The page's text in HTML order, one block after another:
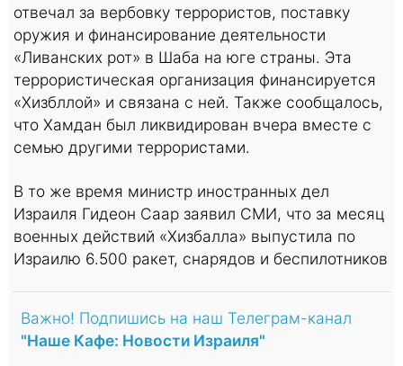
отвечал за вербовку террористов, поставку
оружия и финансирование деятельности
«Ливанских рот» в Шаба на юге страны. Эта
террористическая организация финансируется
«Хизбллой» и связана с ней. Также сообщалось,
что Хамдан был ликвидирован вчера вместе с
семью другими террористами.
В то же время министр иностранных дел
Израиля Гидеон Саар заявил СМИ, что за месяц
военных действий «Хизбалла» выпустила по
Израилю 6.500 ракет, снарядов и беспилотников
Важно! Подпишись на наш Телеграм-канал
"Наше Кафе: Новости Израиля"